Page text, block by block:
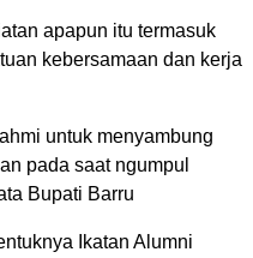
apapun itu termasuk
kebersamaan dan kerja
untuk menyambung
pada saat ngumpul
Bupati Barru
Ikatan Alumni